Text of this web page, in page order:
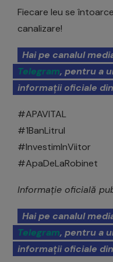
Fiecare leu se
canalizare!
Hai pe canalul
Telegram, pentru a
informații oficiale
#APAVITAL
#1BanLitrul
#InvestimInViitor
#ApaDeLaRobinet
Informație oficială
Hai pe canalul
Telegram, pentru a
informații oficiale